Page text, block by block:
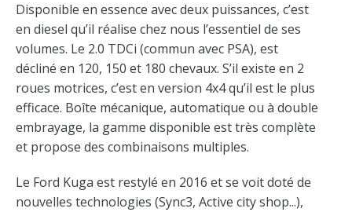
Disponible en essence avec deux puissances, c’est
en diesel qu’il réalise chez nous l’essentiel de ses
volumes. Le 2.0 TDCi (commun avec PSA), est
décliné en 120, 150 et 180 chevaux. S’il existe en 2
roues motrices, c’est en version 4x4 qu’il est le plus
efficace. Boîte mécanique, automatique ou à double
embrayage, la gamme disponible est très complète
et propose des combinaisons multiples.
Le Ford Kuga est restylé en 2016 et se voit doté de
nouvelles technologies (Sync3, Active city shop...),